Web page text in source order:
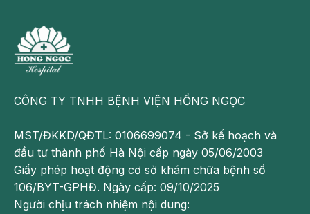
Có nhiều nguyên nhân dẫn đến bệnh suy gan
Triệu chứng bệnh suy gan
CÔNG TY TNHH BỆNH VIỆN HỒNG NGỌC
MST/ĐKKD/QĐTL: 0106699074 - Sở kế hoạch và
đầu tư thành phố Hà Nội cấp ngày 05/06/2003
Giấy phép hoạt động cơ sở khám chữa bệnh số
106/BYT-GPHĐ. Ngày cấp: 09/10/2025
Người chịu trách nhiệm nội dung: